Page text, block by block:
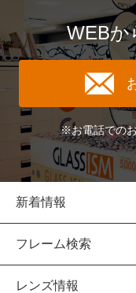
WEBか
※お電話での
新着情報
フレーム検索
レンズ情報